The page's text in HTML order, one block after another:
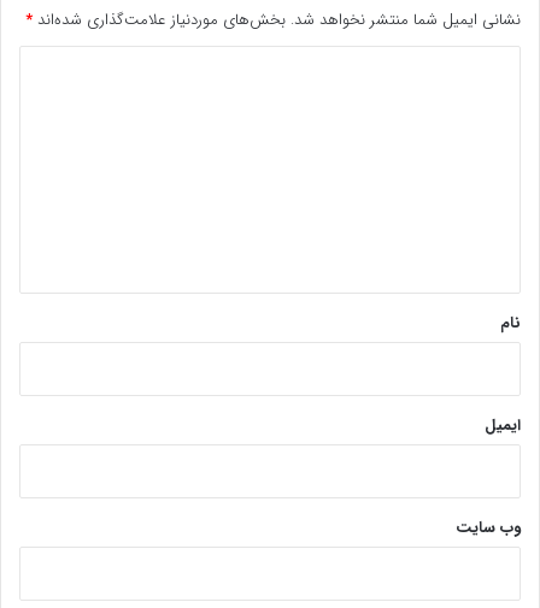
نشانی ایمیل شما منتشر نخواهد شد. بخش‌های موردنیاز علامت‌گذاری شده‌اند *
نام
ایمیل
وب‌ سایت